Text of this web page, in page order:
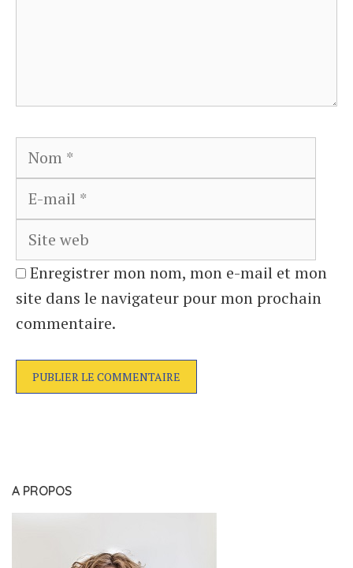
Nom
Enregistrer mon nom, mon e-mail et mon
site dans le navigateur pour mon prochain
commentaire.
A PROPOS